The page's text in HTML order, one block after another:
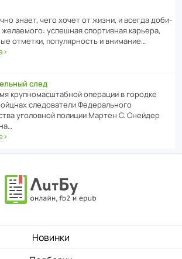
знает, чего хочет от жизни, и всегда доби­
жела­е­мого: успе­шная спор­ти­вная карьера,
отметки, попу­ля­р­ность и внимание…
›
след
круп­но­мас­ш­та­бной операции в городке
следо­ва­тели Феде­раль­ного
уголо­вной полиции Мартен С. Снейдер
›
Новинки